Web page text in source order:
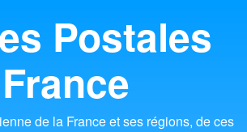
Postales
France
de la France et ses régions, de ces